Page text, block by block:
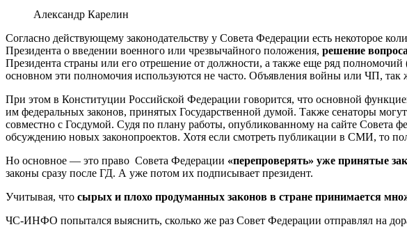
Александр Карелин
Согласно действующему законодательству у Совета Федерации есть некоторое
Президента о введении военного или чрезвычайного положения, решение
Президента страны или его отрешение от должности, а также еще ряд
основном эти полномочия используются не часто. Объявления войны или ЧП,
При этом в Конституции Российской Федерации говорится, что основной
им федеральных законов, принятых Государственной думой. Также сенаторы
совместно с Госдумой. Судя по плану работы, опубликованному на сайте Совета
обсуждению новых законопроектов. Хотя если смотреть публикации в СМИ, то
Но основное — это право Совета Федерации «перепроверять» уже принятые
законы сразу после ГД. А уже потом их подписывает президент.
Учитывая, что сырых и плохо продуманных законов в стране принимается
ЧС-ИНФО попытался выяснить, сколько же раз Совет Федерации отправлял на